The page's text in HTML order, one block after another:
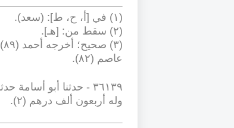
(١) في [أ، ح، ط]: (سعد)
.
(٢) سقط من: [هـ]
.
عاصم (٨٢)
.
٣٦١٣٩ -
وله أربعون ألف درهم (٢)
.